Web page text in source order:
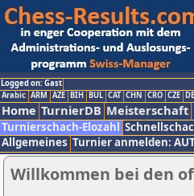
Logged on: Gast
Arabic ARM AZE BIH BUL CAT CHN CRO CZE
Home TurnierDB Meisterschaft
Turnierschach-Elozahl
Allgemeines Turnier anmelden:
Willkommen bei den